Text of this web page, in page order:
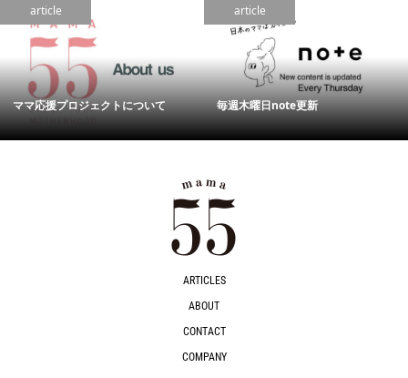
article
ママ応援プロジェクトについて
article
毎週木曜日note更新
ARTICLES
ABOUT
CONTACT
COMPANY